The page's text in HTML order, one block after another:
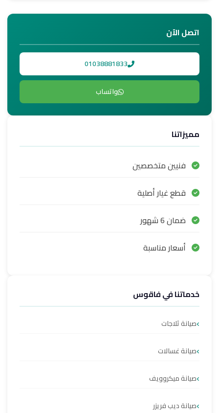
اتصل الآن
01038881833
واتساب
مميزاتنا
فنيين متخصصين
قطع غيار أصلية
ضمان 6 شهور
أسعار مناسبة
خدماتنا في فاقوس
صيانة ثلاجات
صيانة غسالات
صيانة ميكروويف
صيانة ديب فريزر